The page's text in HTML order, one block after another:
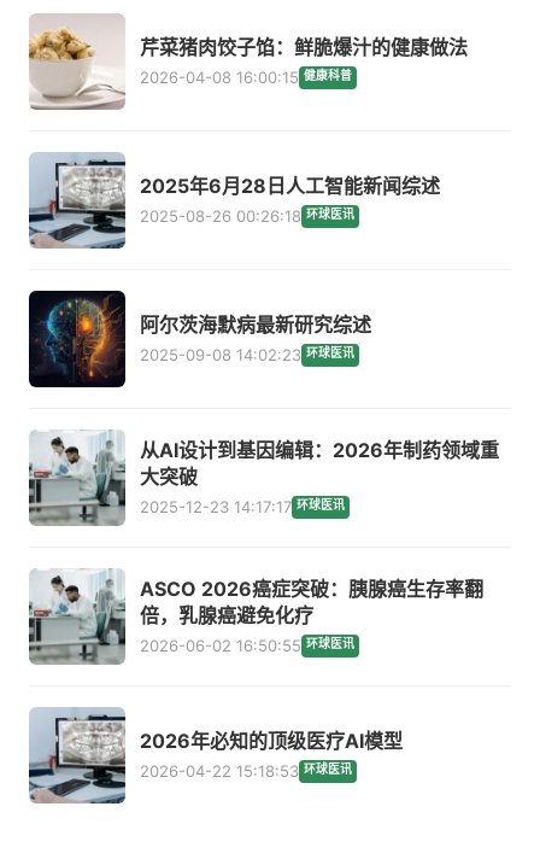
芹菜猪肉饺子馅：鲜脆爆汁的健康做法
2026-04-08 16:00:15 健康科普
2025年6月28日人工智能新闻综述
2025-08-26 00:26:18 环球医讯
阿尔茨海默病最新研究综述
2025-09-08 14:02:23 环球医讯
从AI设计到基因编辑：2026年制药领域重
大突破
2025-12-23 14:17:17 环球医讯
ASCO 2026癌症突破：胰腺癌生存率翻
倍，乳腺癌避免化疗
2026-06-02 16:50:55 环球医讯
2026年必知的顶级医疗AI模型
2026-04-22 15:18:53 环球医讯